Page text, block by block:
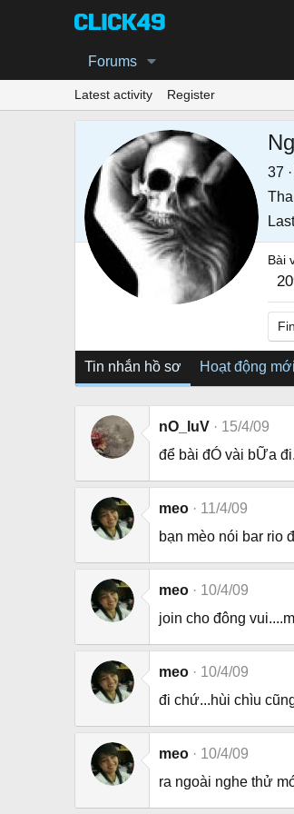
Forums
Latest activity Register
37 ·
Bài
Tin nhắn hồ sơ Hoạt động
nO_luV
15/4/09
để bài đÓ vài bỮa
meo
11/4/09
bạn mèo nói bar rio
meo
10/4/09
join cho đông
meo
10/4/09
đi chứ...hùi chìu
meo
10/4/09
ra ngoài nghe thử